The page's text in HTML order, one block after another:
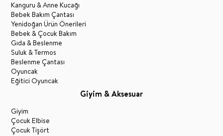
Kanguru & Anne Kucağı
Bebek Bakım Çantası
Yenidoğan Ürün Önerileri
Bebek & Çocuk Bakım
Gıda & Beslenme
Suluk & Termos
Beslenme Çantası
Oyuncak
Eğitici Oyuncak
Giyim & Aksesuar
Giyim
Çocuk Elbise
Çocuk Tişört